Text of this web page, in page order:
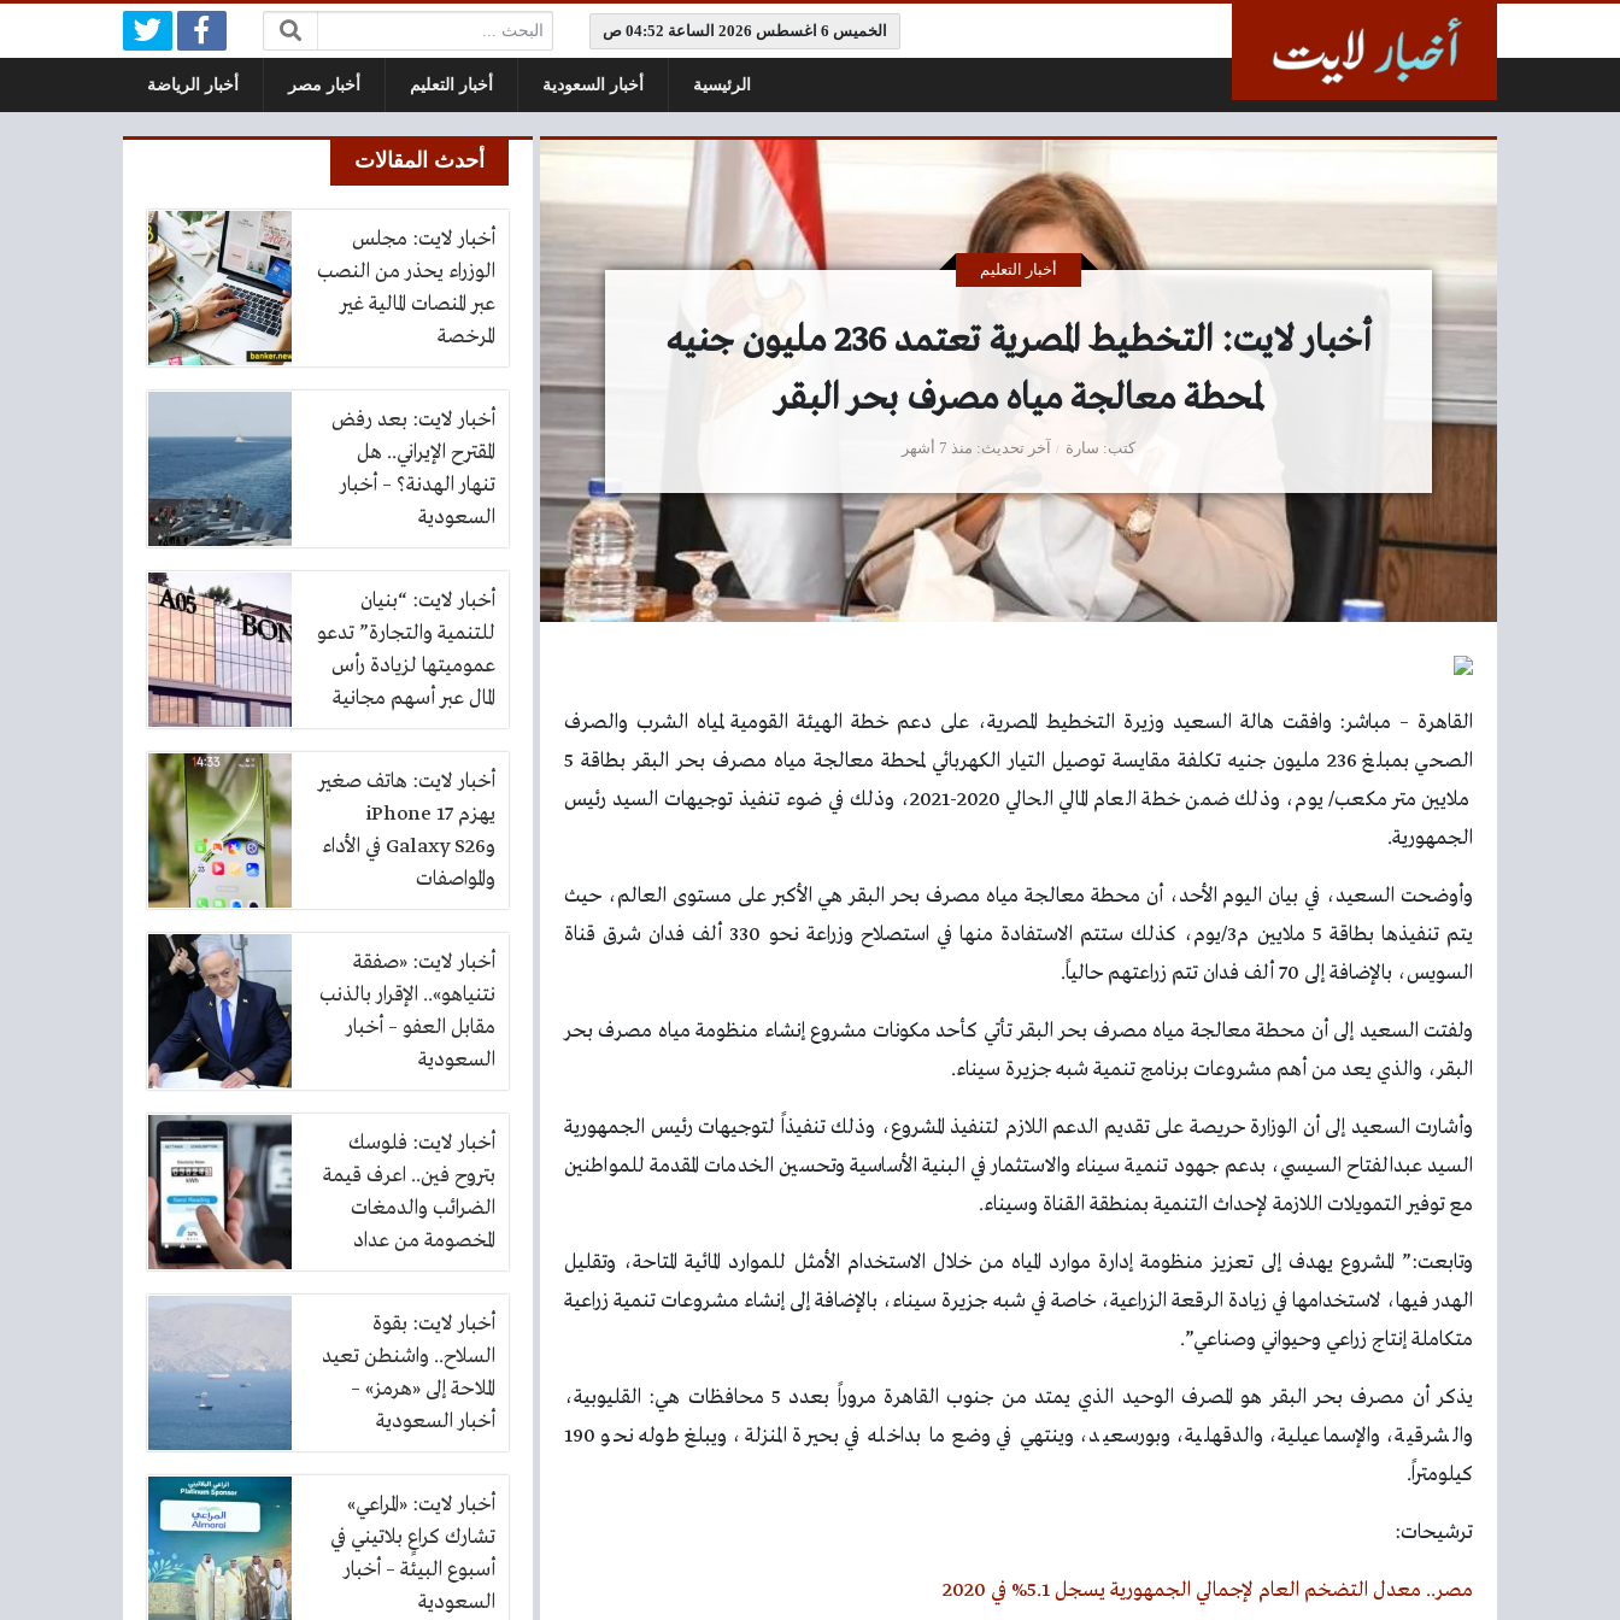
الخميس 6 اغسطس 2026 الساعة 04:52 ص البحث:
الرئيسية أخبار السعودية أخبار التعليم أخبار مصر أخبار الرياضة
أخبار لايت: التخطيط المصرية تعتمد 236 مليون جنيه
لمحطة معالجة مياه مصرف بحر البقر
كتب سارة
أخبار التعليم
آخر تحديث منذ 7 أشهر
القاهرة – مباشر: وافقت هالة السعيد وزيرة التخطيط المصرية، على دعم خطة الهيئة القومية لمياه الشرب والصرف
الصحي بمبلغ 236 مليون جنيه تكلفة مقايسة توصيل التيار الكهربائي لمحطة معالجة مياه مصرف بحر البقر بطاقة 5
ملايين متر مكعب/ يوم، وذلك ضمن خطة العام المالي الحالي 2020-2021، وذلك في ضوء تنفيذ توجيهات السيد رئيس
الجمهورية.
وأوضحت السعيد، في بيان اليوم الأحد، أن محطة معالجة مياه مصرف بحر البقر هي الأكبر على مستوى العالم، حيث
يتم تنفيذها بطاقة 5 ملايين م3/يوم، كذلك ستتم الاستفادة منها في استصلاح وزراعة نحو 330 ألف فدان شرق قناة
السويس، بالإضافة إلى 70 ألف فدان تتم زراعتهم حالياً.
ولفتت السعيد إلى أن محطة معالجة مياه مصرف بحر البقر تأتي كأحد مكونات مشروع إنشاء منظومة مياه مصرف بحر
البقر، والذي يعد من أهم مشروعات برنامج تنمية شبه جزيرة سيناء.
وأشارت السعيد إلى أن الوزارة حريصة على تقديم الدعم اللازم لتنفيذ المشروع، وذلك تنفيذاً لتوجيهات رئيس الجمهورية
السيد عبدالفتاح السيسي، بدعم جهود تنمية سيناء والاستثمار في البنية الأساسية وتحسين الخدمات المقدمة للمواطنين
مع توفير التمويلات اللازمة لإحداث التنمية بمنطقة القناة وسيناء.
وتابعت:” المشروع يهدف إلى تعزيز منظومة إدارة موارد المياه من خلال الاستخدام الأمثل للموارد المائية المتاحة، وتقليل
الهدر فيها، لاستخدامها في زيادة الرقعة الزراعية، خاصة في شبه جزيرة سيناء، بالإضافة إلى إنشاء مشروعات تنمية زراعية
متكاملة إنتاج زراعي وحيواني وصناعي”.
يذكر أن مصرف بحر البقر هو المصرف الوحيد الذي يمتد من جنوب القاهرة مروراً بعدد 5 محافظات هي: القليوبية،
والشرقية، والإسماعيلية، والدقهلية، وبورسعيد، وينتهي في وضع ما بداخله في بحيرة المنزلة، ويبلغ طوله نحو 190
كيلومتراً.
ترشيحات:
مصر.. معدل التضخم العام لإجمالي الجمهورية يسجل 5.1% في 2020
أحدث المقالات
أخبار لايت: مجلس
الوزراء يحذر من النصب
عبر المنصات المالية غير
المرخصة
أخبار لايت: بعد رفض
المقترح الإيراني.. هل
تنهار الهدنة؟ – أخبار
السعودية
أخبار لايت: “بنيان
للتنمية والتجارة” تدعو
عموميتها لزيادة رأس
المال عبر أسهم مجانية
بنسبة 10%
أخبار لايت: هاتف صغير
يهزم iPhone 17
وGalaxy S26 في الأداء
والمواصفات
أخبار لايت: «صفقة
نتنياهو».. الإقرار بالذنب
مقابل العفو – أخبار
السعودية
أخبار لايت: فلوسك
بتروح فين.. اعرف قيمة
الضرائب والدمغات
المخصومة من عداد
الكهرباء
أخبار لايت: بقوة
السلاح.. واشنطن تعيد
الملاحة إلى «هرمز» –
أخبار السعودية
أخبار لايت: «المراعي»
تشارك كراعٍ بلاتيني في
أسبوع البيئة – أخبار
السعودية